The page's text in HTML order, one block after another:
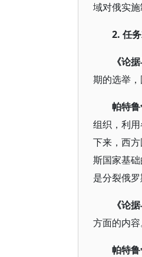
域对俄实施
2. 任
《论
期的选举
帕特鲁
组织，利
下来，西
斯国家基
是分裂俄
《论
方面的内
帕特鲁